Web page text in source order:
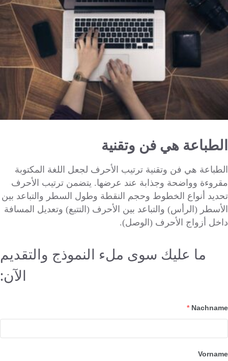
الطباعة هي فن وتقنية
الطباعة هي فن وتقنية ترتيب الأحرف لجعل اللغة المكتوبة
مقروءة وواضحة وجذابة عند عرضها. يتضمن ترتيب الأحرف
تحديد أنواع الخطوط وحجم النقطة وطول السطر والتباعد بين
الأسطر (الرأس) والتباعد بين الأحرف (التتبع) وتعديل المسافة
داخل أزواج الأحرف (الوصل).
ما عليك سوى ملء النموذج والتقديم
الآن:
Nachname
*
Vorname